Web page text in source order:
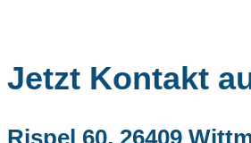
Jetzt Kontakt
Rispel 60, 26409